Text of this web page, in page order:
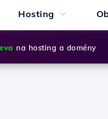
Hosting
na hosting a domény